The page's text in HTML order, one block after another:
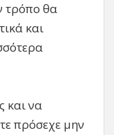
τρόπο θα
και
και να
πρόσεχε μην